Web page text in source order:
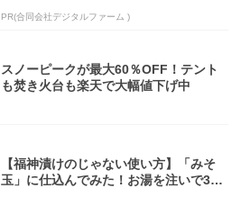
PR(合同会社デジタルファーム )
スノーピークが最大60％OFF！テント
も焚き火台も楽天で大幅値下げ中
【福神漬けのじゃない使い方】「みそ
玉」に仕込んでみた！お湯を注いで30